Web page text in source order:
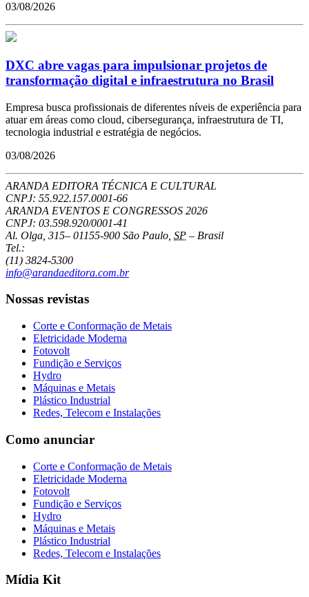
03/08/2026
DXC abre vagas para impulsionar projetos de
transformação digital e infraestrutura no Brasil
Empresa busca profissionais de diferentes níveis de experiência para
atuar em áreas como cloud, cibersegurança, infraestrutura de TI,
tecnologia industrial e estratégia de negócios.
03/08/2026
ARANDA EDITORA TÉCNICA E CULTURAL
CNPJ: 55.922.157.0001-66
ARANDA EVENTOS E CONGRESSOS 2026
CNPJ: 03.598.920/0001-41
Al. Olga, 315– 01155-900 São Paulo SP – Brasil
Tel.:
(11) 3824-5300
info@arandaeditora.com.br
Nossas revistas
Corte e Conformação de Metais
Eletricidade Moderna
Fotovolt
Fundição e Serviços
Hydro
Máquinas e Metais
Plástico Industrial
Redes, Telecom e Instalações
Como anunciar
Corte e Conformação de Metais
Eletricidade Moderna
Fotovolt
Fundição e Serviços
Hydro
Máquinas e Metais
Plástico Industrial
Redes, Telecom e Instalações
Mídia Kit